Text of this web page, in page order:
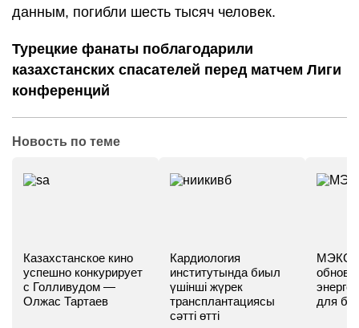
данным, погибли шесть тысяч человек.
Турецкие фанаты поблагодарили
казахстанских спасателей перед матчем Лиги
конференций
Новость по теме
Казахстанское кино
успешно конкурирует
с Голливудом —
Олжас Тартаев
Кардиология
институтында биыл
үшінші жүрек
трансплантациясы
сәтті өтті
МЭКС -
для